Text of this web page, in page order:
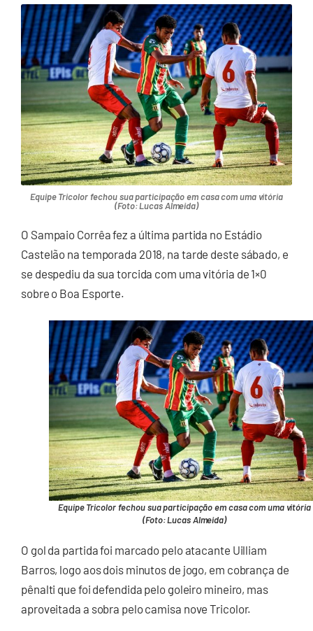
Equipe Tricolor fechou sua participação em casa com uma vitória
(Foto: Lucas Almeida)
O Sampaio Corrêa fez a última partida no Estádio
Castelão na temporada 2018, na tarde deste sábado, e
se despediu da sua torcida com uma vitória de 1×0
sobre o Boa Esporte.
Equipe Tricolor fechou sua participação em casa com uma vitória
(Foto: Lucas Almeida)
O gol da partida foi marcado pelo atacante Uilliam
Barros, logo aos dois minutos de jogo, em cobrança de
pênalti que foi defendida pelo goleiro mineiro, mas
aproveitada a sobra pelo camisa nove Tricolor.